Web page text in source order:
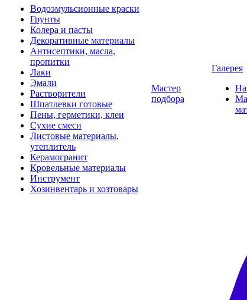
Водоэмульсионные краски
Грунты
Колера и пасты
Декоративные материалы
Антисептики, масла,
пропитки
Лаки
Эмали
Растворители
Шпатлевки готовые
Пены, герметики, клеи
Сухие смеси
Листовые материалы,
утеплитель
Керамогранит
Кровельные материалы
Инструмент
Хозинвентарь и хозтовары
Мастер
подбора
Галерея